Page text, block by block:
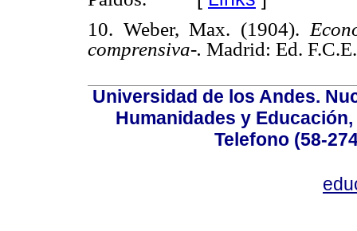
10. Weber, Max. (1904).
comprensiva-. Madrid: Ed. F.C.E.
Universidad de los Andes.
Humanidades y
Telefono (58-